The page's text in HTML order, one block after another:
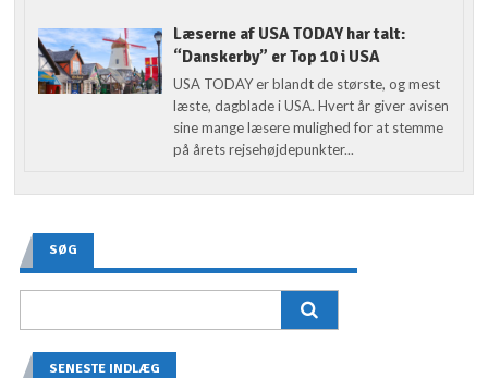
Læserne af USA TODAY har talt:
“Danskerby” er Top 10 i USA
USA TODAY er blandt de største, og mest
læste, dagblade i USA. Hvert år giver avisen
sine mange læsere mulighed for at stemme
på årets rejsehøjdepunkter...
SØG
SENESTE INDLÆG